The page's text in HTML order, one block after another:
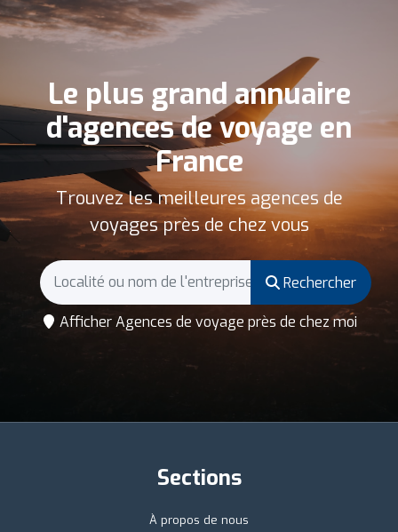
Le plus grand annuaire
d'agences de voyage en
France
Trouvez les meilleures agences de
voyages près de chez vous
Rechercher
Afficher Agences de voyage près de chez moi
Sections
À propos de nous